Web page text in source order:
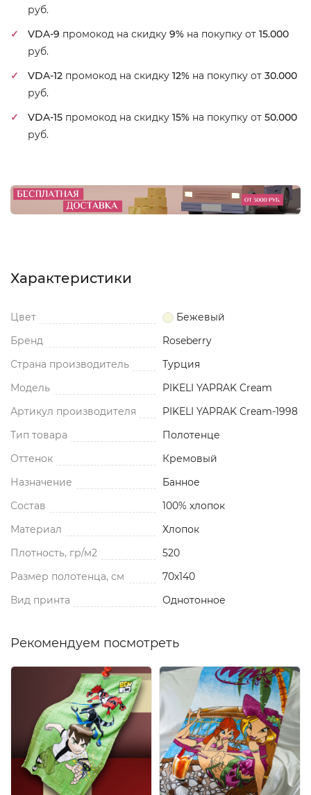
руб.
VDA-9 промокод на скидку 9% на покупку от 15.000
руб.
VDA-12 промокод на скидку 12% на покупку от 30.000
руб.
VDA-15 промокод на скидку 15% на покупку от 50.000
руб.
Характеристики
Цвет
Бежевый
Бренд
Roseberry
Страна производитель
Турция
Модель
PIKELI YAPRAK Cream
Артикул производителя
PIKELI YAPRAK Cream-1998
Тип товара
Полотенце
Оттенок
Кремовый
Назначение
Банное
Состав
100% хлопок
Материал
Хлопок
Плотность, гр/м2
520
Размер полотенца, см
70x140
Вид принта
Однотонное
Рекомендуем посмотреть